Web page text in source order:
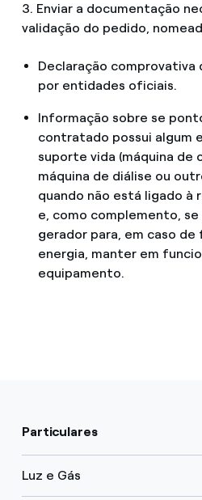
3. Enviar a documentação
validação do pedido,
Declaração
por entidades oficiais.
Informação sobre se
contratado possui algum
suporte vida (máquina de
máquina de diálise ou
quando não está ligado
e, como complemento, se
gerador para, em caso de
energia, manter em
equipamento.
Particulares
Luz e Gás